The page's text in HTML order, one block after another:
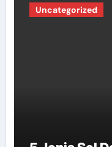
Uncategorized